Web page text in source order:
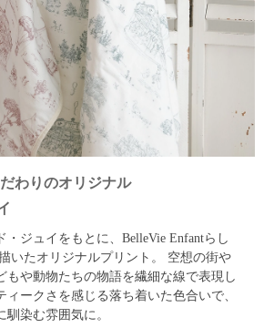
わりのオリジナル
・ジュイをもとに、BelleVie Enfantらし
いたオリジナルプリント。
空想の街や
もや動物たちの物語を繊細な線で表現し
ィークさを感じる落ち着いた色合いで、
染む雰囲気に。